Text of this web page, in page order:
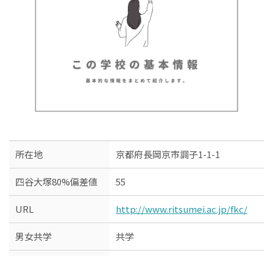
所在地 京都府長岡京市調子1-1-1
四谷大塚80%偏差値 55
URL http://www.ritsumei.ac.jp/fkc/
男女共学 共学